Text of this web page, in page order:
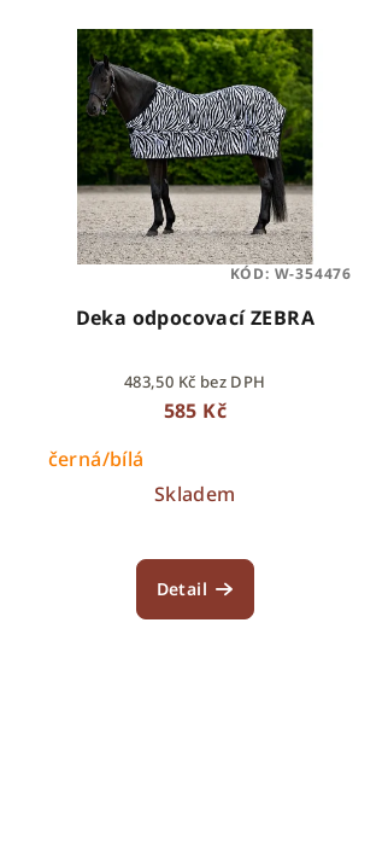
Deka odpocovací ZEBRA
483,50 Kč bez DPH
585 Kč
černá/bílá
Skladem
Detail
KÓD: W-354476